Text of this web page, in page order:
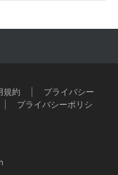
規約
プライバシー
プライバシーポリシ